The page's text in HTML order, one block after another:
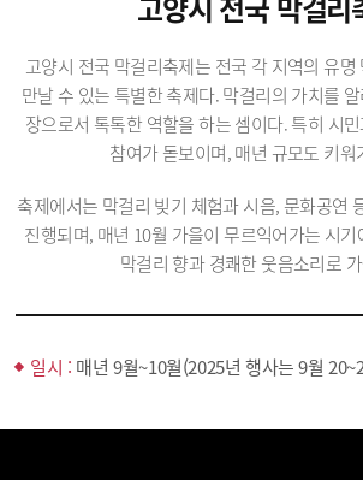
고양시 전국 막걸리축제는 전국 각 지역의 유명
만날 수 있는 특별한 축제다. 막걸리의 가치를
장으로서 톡톡한 역할을 하는 셈이다. 특히 시
참여가 돋보이며, 매년 규모도 키워
축제에서는 막걸리 빚기 체험과 시음, 문화공연
진행되며, 매년 10월 가을이 무르익어가는 시
막걸리 향과 경쾌한 웃음소리로
일시 : 매년 9월~10월(2025년 행사는 9월